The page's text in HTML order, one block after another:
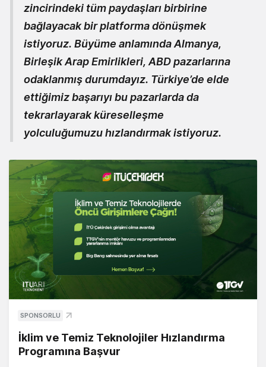
zincirindeki tüm paydaşları birbirine
bağlayacak bir platforma dönüşmek
istiyoruz. Büyüme anlamında Almanya,
Birleşik Arap Emirlikleri, ABD pazarlarına
odaklanmış durumdayız. Türkiye’de elde
ettiğimiz başarıyı bu pazarlarda da
tekrarlayarak küreselleşme
yolculuğumuzu hızlandırmak istiyoruz.
SPONSORLU
İklim ve Temiz Teknolojiler Hızlandırma
Programına Başvur